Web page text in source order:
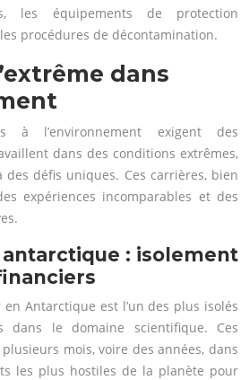
les équipements de protection
procédures de décontamination.
dans
à l’environnement exigent des
dans des conditions extrêmes,
des défis uniques. Ces carrières, bien
expériences incomparables et des
: isolement
Antarctique est l’un des plus isolés
dans le domaine scientifique. Ces
mois, voire des années, dans
les plus hostiles de la planète pour